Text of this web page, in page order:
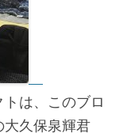
は、このブロ
大久保泉輝君